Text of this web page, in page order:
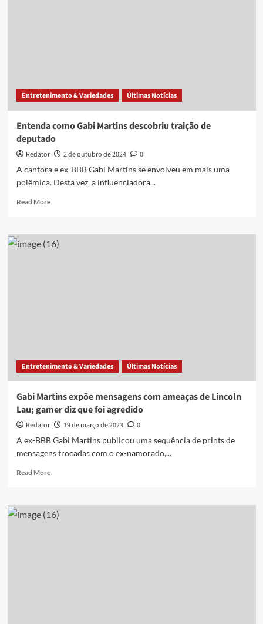
Entretenimento & Variedades Últimas Notícias
Entenda como Gabi Martins descobriu traição de
deputado
Redator 2 de outubro de 2024
0
A cantora e ex-BBB Gabi Martins se envolveu em mais uma
polêmica. Desta vez, a influenciadora...
Read MoreRead
Entenda
como
Entretenimento & Variedades Últimas Notícias
Gabi Martins expõe mensagens com ameaças de Lincoln
Lau; gamer diz que foi agredido
Redator 19 de março de 2023
0
A ex-BBB Gabi Martins publicou uma sequência de prints de
mensagens trocadas com o ex-namorado,...
Read MoreRead
Gabi
Martins